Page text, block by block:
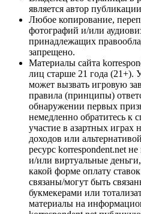
является автор
Любое копирование,
фотографий и/или
принадлежащих
запрещено.
Материалы сайта
лиц старше 21 года (21+).
может вызвать игровую
правила (принципы)
обнаружении первых
немедленно обратитесь к
участие в азартных играх
доходов или
ресурс korrespondent.net
и/или виртуальные
какой форме оплату
связаны/могут быть
букмекерами или
материалы на